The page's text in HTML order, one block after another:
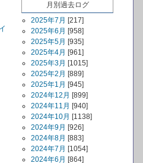
月別過去ログ
2025年7月 [217]
2025年6月 [958]
2025年5月 [935]
2025年4月 [961]
2025年3月 [1015]
2025年2月 [889]
2025年1月 [945]
2024年12月 [899]
2024年11月 [940]
2024年10月 [1138]
2024年9月 [926]
2024年8月 [883]
2024年7月 [1054]
2024年6月 [864]